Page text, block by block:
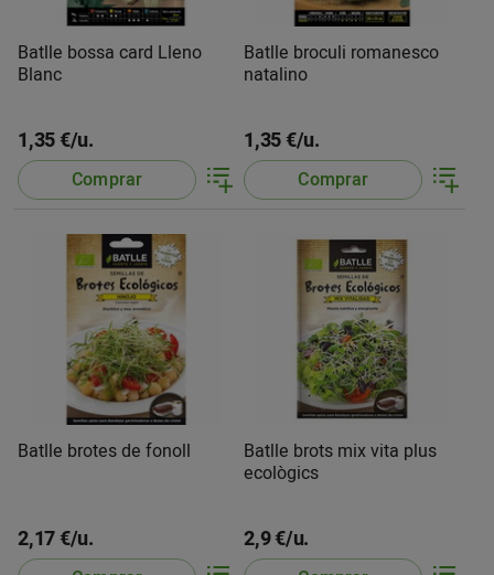
Batlle bossa card Lleno
Blanc
1,35 €/u.
Comprar
Batlle broculi romanesco
natalino
1,35 €/u.
Comprar
Batlle brotes de fonoll
2,17 €/u.
Batlle brots mix vita plus
ecològics
2,9 €/u.